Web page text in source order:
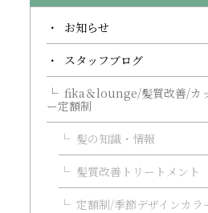
お知らせ
スタッフブログ
fika＆lounge/髪質改善/カ
ー定額制
髪の知識・情報
髪質改善トリートメント
定額制/季節デザインカラ